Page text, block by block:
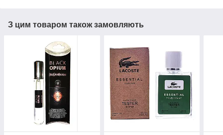
З цим товаром також замовляють